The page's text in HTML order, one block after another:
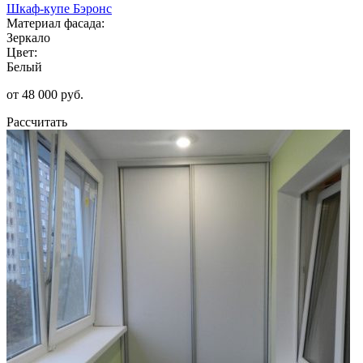
Шкаф-купе Бэронс
Материал фасада:
Зеркало
Цвет:
Белый
от 48 000 руб.
Рассчитать